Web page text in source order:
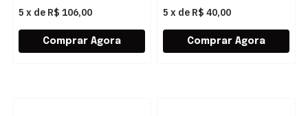
5 x de R$ 106,00 5 x de R$ 40,00